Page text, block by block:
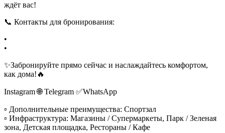
ждёт вас!
📞 Контакты для бронирования:
•
•
✨Забронируйте прямо сейчас и наслаждайтесь комфортом,
как дома!🔥
Instagram 🌐 Telegram ✅WhatsApp
▫️ Дополнительные преимущества: Спортзал
▫️ Инфраструктура: Магазины / Супермаркеты, Парк / Зеленая
зона, Детская площадка, Рестораны / Кафе